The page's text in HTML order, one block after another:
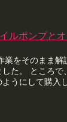
ルポンプと
業をそのまま解
た。 ところで
うにして購入